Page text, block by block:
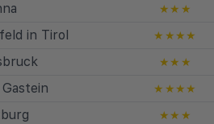
★★★
in Tirol
★★★★
★★★
Gastein
★★★★
★★★